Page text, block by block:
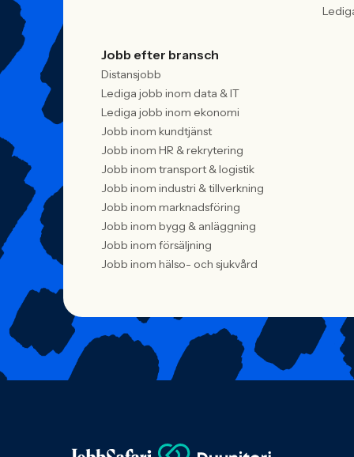
Jobb efter bransch
Distansjobb
Lediga jobb inom data & IT
Lediga jobb inom ekonomi
Jobb inom kundtjänst
Jobb inom HR & rekrytering
Jobb inom transport & logistik
Jobb inom industri & tillverkning
Jobb inom marknadsföring
Jobb inom bygg & anläggning
Jobb inom försäljning
Jobb inom hälso- och sjukvård